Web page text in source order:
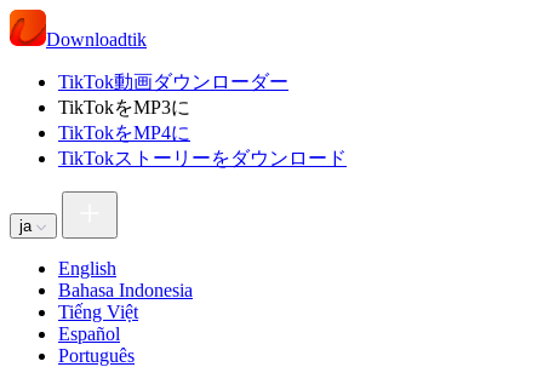
Downloadtik
TikTok動画ダウンローダー
TikTokをMP3に
TikTokをMP4に
TikTokストーリーをダウンロード
ja
English
Bahasa Indonesia
Tiếng Việt
Español
Português